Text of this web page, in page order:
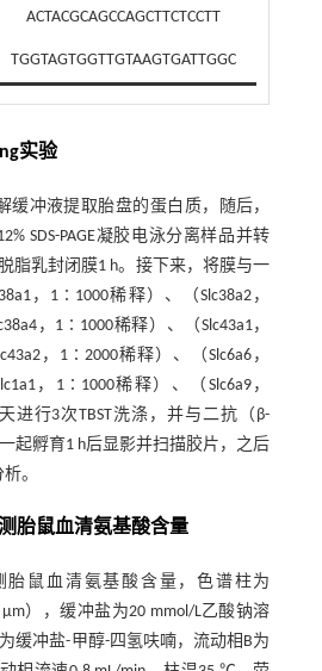
ACTACGCAGCCAGCTTCTCCTT
TGGTAGTGGTTGTAAGTGATTGGC
实验
缓冲液提取胎盘的蛋白质，随后，
SDS-PAGE凝胶电泳分离样品并转
脂乳封闭膜1 h。接下来，将膜与一
，1∶1000稀释）、（Slc38a2，
，1∶1000稀释）、（Slc43a1，
，1∶2000稀释）、（Slc6a6，
，1∶1000稀释）、（Slc6a9，
进行3次TBST洗涤，并与二抗（β-
起孵育1 h后显影并扫描胶片，之后
。
胎鼠血清氨基酸含量
胎鼠血清氨基酸含量，色谱柱为
μm），缓冲盐为20 mmol/L乙酸钠溶
缓冲盐-甲醇-四氢呋喃，流动相B为